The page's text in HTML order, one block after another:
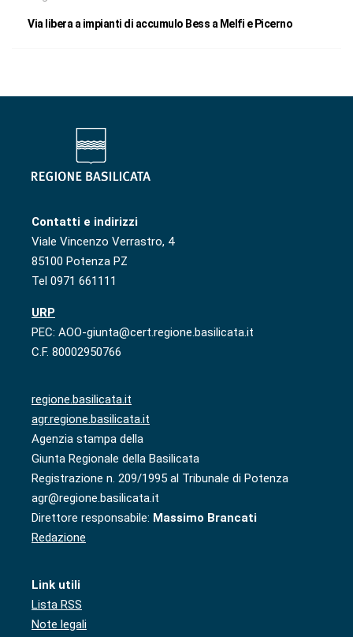
Via libera a impianti di accumulo Bess a Melfi e Picerno
Contatti e indirizzi
Viale Vincenzo Verrastro, 4
85100 Potenza PZ
Tel 0971 661111
URP
PEC: AOO-giunta@cert.regione.basilicata.it
C.F. 80002950766
regione.basilicata.it
agr.regione.basilicata.it
Agenzia stampa della
Giunta Regionale della Basilicata
Registrazione n. 209/1995 al Tribunale di Potenza
agr@regione.basilicata.it
Direttore responsabile: Massimo Brancati
Redazione
Link utili
Lista RSS
Note legali